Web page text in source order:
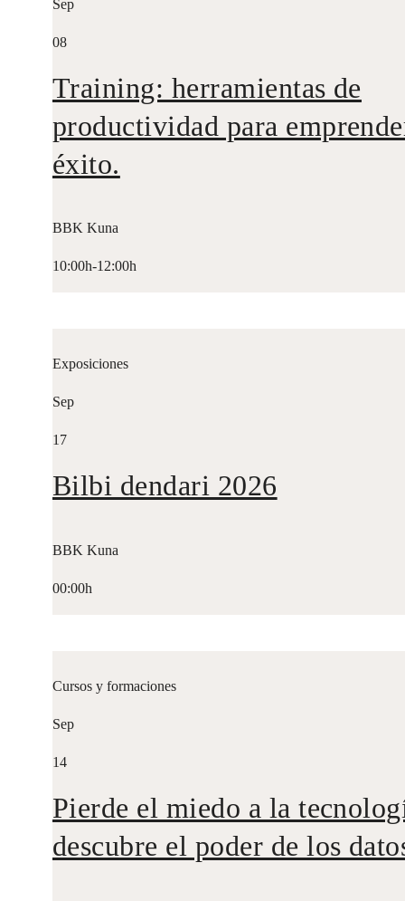
Sep
08
Training: herramientas de
productividad para
éxito.
BBK Kuna
10:00h-12:00h
Exposiciones
Sep
17
Bilbi dendari 2026
BBK Kuna
00:00h
Cursos y formaciones
Sep
14
Pierde el miedo a la
descubre el poder de los